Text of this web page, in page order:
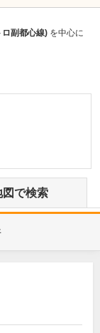
副都心線) を中心に
図で検索